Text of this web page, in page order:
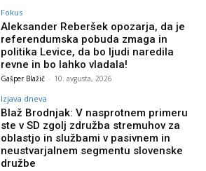
Fokus
Aleksander Reberšek opozarja, da je
referendumska pobuda zmaga in
politika Levice, da bo ljudi naredila
revne in bo lahko vladala!
Gašper Blažič - 10. avgusta, 2026
Izjava dneva
Blaž Brodnjak: V nasprotnem primeru
ste v SD zgolj združba stremuhov za
oblastjo in službami v pasivnem in
neustvarjalnem segmentu slovenske
družbe